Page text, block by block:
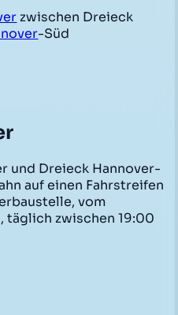
zwischen Dreieck
-Süd
und Dreieck Hannover-
auf einen Fahrstreifen
vom
täglich zwischen 19:00